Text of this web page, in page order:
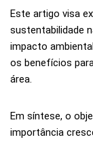
Este artigo visa
sustentabilidade
impacto
os benefícios
área.
Em síntese, o
importância